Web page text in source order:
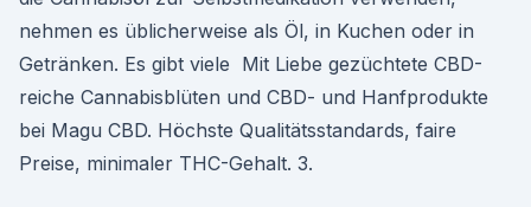
nehmen es üblicherweise als Öl, in Kuchen oder in
Getränken. Es gibt viele Mit Liebe gezüchtete CBD-
reiche Cannabisblüten und CBD- und Hanfprodukte
bei Magu CBD. Höchste Qualitätsstandards, faire
Preise, minimaler THC-Gehalt. 3.